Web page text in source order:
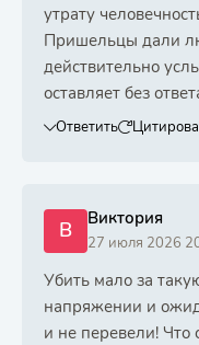
утрату
Пришельцы дали
действительно
оставляет без
Ответить
В Виктория
27 июля 2026
Убить мало за
напряжении и
и не перевели! Что